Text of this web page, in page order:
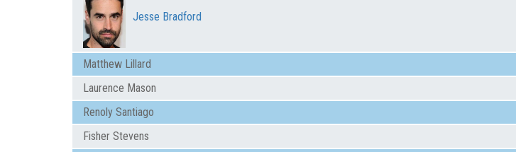
Jesse Bradford
Matthew Lillard
Laurence Mason
Renoly Santiago
Fisher Stevens